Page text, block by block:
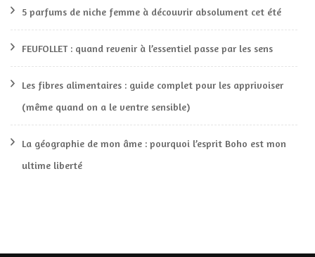
5 parfums de niche femme à découvrir absolument cet été
FEUFOLLET : quand revenir à l’essentiel passe par les sens
Les fibres alimentaires : guide complet pour les apprivoiser
(même quand on a le ventre sensible)
La géographie de mon âme : pourquoi l’esprit Boho est mon
ultime liberté